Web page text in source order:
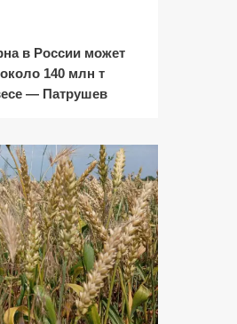
в России может
140 млн т
— Патрушев